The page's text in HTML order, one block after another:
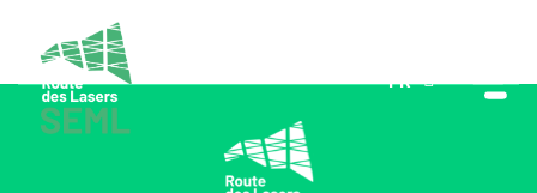
FR
EN